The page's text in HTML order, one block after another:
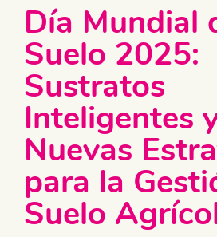
Día Mundial
Suelo 2025:
Sustratos
Inteligentes
Nuevas
para la
Suelo